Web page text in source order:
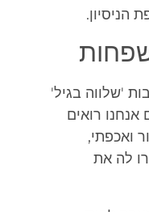
הניסיון.
'שלווה בגיל'
רואים
ואכפתי,
לה את